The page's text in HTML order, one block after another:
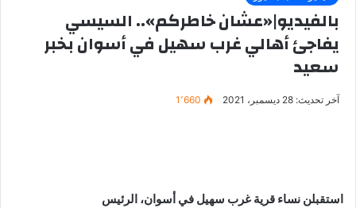
بالفيديو|«عشان خاطركم».. السيسي
يفاجئ أهالي غرب سهيل في أسوان بخبر
سعيد
آخر تحديث: 28 ديسمبر، 2021 1٬660
استقبلن نساء قرية غرب سهيل في أسوان، الرئيس